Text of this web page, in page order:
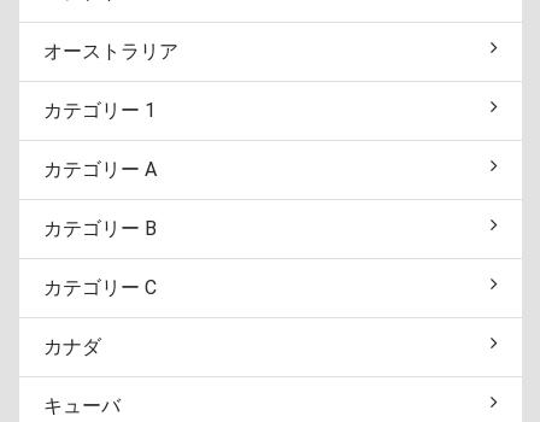
オーストラリア
カテゴリー 1
カテゴリー A
カテゴリー B
カテゴリー C
カナダ
キューバ